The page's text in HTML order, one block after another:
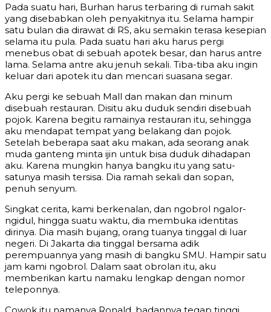
Pada suatu hari, Burhan harus terbaring di rumah sakit
yang disebabkan oleh penyakitnya itu. Selama hampir
satu bulan dia dirawat di RS, aku semakin terasa kesepian
selama itu pula. Pada suatu hari aku harus pergi
menebus obat di sebuah apotek besar, dan harus antre
lama. Selama antre aku jenuh sekali. Tiba-tiba aku ingin
keluar dari apotek itu dan mencari suasana segar.
Aku pergi ke sebuah Mall dan makan dan minum
disebuah restauran. Disitu aku duduk sendiri disebuah
pojok. Karena begitu ramainya restauran itu, sehingga
aku mendapat tempat yang belakang dan pojok.
Setelah beberapa saat aku makan, ada seorang anak
muda ganteng minta ijin untuk bisa duduk dihadapan
aku. Karena mungkin hanya bangku itu yang satu-
satunya masih tersisa. Dia ramah sekali dan sopan,
penuh senyum.
Singkat cerita, kami berkenalan, dan ngobrol ngalor-
ngidul, hingga suatu waktu, dia membuka identitas
dirinya. Dia masih bujang, orang tuanya tinggal di luar
negeri. Di Jakarta dia tinggal bersama adik
perempuannya yang masih di bangku SMU. Hampir satu
jam kami ngobrol. Dalam saat obrolan itu, aku
memberikan kartu namaku lengkap dengan nomor
teleponnya.